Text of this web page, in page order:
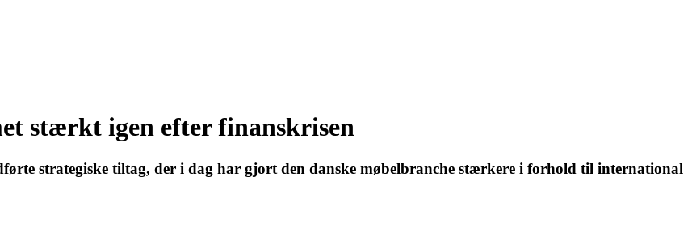
stærkt igen efter finanskrisen
strategiske tiltag, der i dag har gjort den danske møbelbranche stærkere i forhold til international